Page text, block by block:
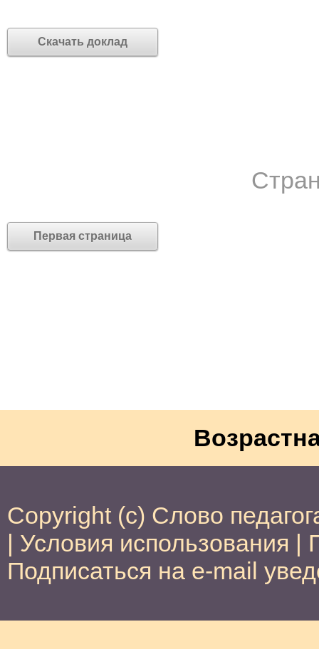
Скачать доклад
Первая страница
Copyright (c) Слово
| Условия использования |
Подписаться на e-mail